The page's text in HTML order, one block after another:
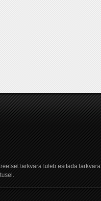
tarkvara tuleb esitada tarkvara